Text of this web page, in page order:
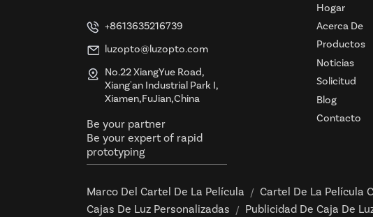
+8613635216739
luzopto@luzopto.com
No.22 XiangYue Road,
Xiang'an Industrial Park I,
Xiamen,FuJian,China
Be your partner
Be your expert of rapid
prototyping
Hogar
Acerca De
Productos
Noticias
Solicitud
Blog
Contacto
Marco Del Cartel De La Película / Cartel De La Película
Cajas De Luz Personalizadas / Publicidad De Caja De